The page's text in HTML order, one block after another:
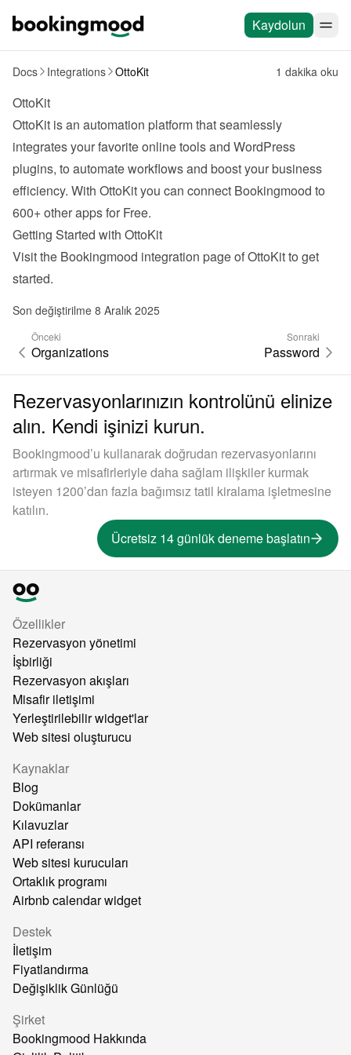
Kaydolun
Docs Integrations OttoKit 1 dakika oku
OttoKit
OttoKit is an automation platform that seamlessly
integrates your favorite online tools and WordPress
plugins, to automate workflows and boost your business
efficiency. With OttoKit you can connect Bookingmood to
600+ other apps for Free.
Getting Started with OttoKit
Visit the Bookingmood integration page of OttoKit to get
started.
Son değiştirilme 8 Aralık 2025
Önceki
Organizations
Sonraki
Password
Rezervasyonlarınızın kontrolünü elinize
alın. Kendi işinizi kurun.
Bookingmood’u kullanarak doğrudan rezervasyonlarını
artırmak ve misafirleriyle daha sağlam ilişkiler kurmak
isteyen 1200’dan fazla bağımsız tatil kiralama işletmesine
katılın.
Ücretsiz 14 günlük deneme başlatın
Özellikler
Rezervasyon yönetimi
İşbirliği
Rezervasyon akışları
Misafir iletişimi
Yerleştirilebilir widget'lar
Web sitesi oluşturucu
Kaynaklar
Blog
Dokümanlar
Kılavuzlar
API referansı
Web sitesi kurucuları
Ortaklık programı
Airbnb calendar widget
Destek
İletişim
Fiyatlandırma
Değişiklik Günlüğü
Şirket
Bookingmood Hakkında